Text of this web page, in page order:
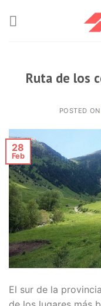
Ruta de los
POSTED ON
28
Feb
El sur de la